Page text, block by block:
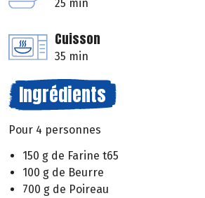
25 min
Cuisson
35 min
Ingrédients
Pour 4 personnes
150 g de Farine t65
100 g de Beurre
700 g de Poireau